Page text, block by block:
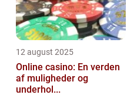
12 august 2025
Online casino: En verden
af muligheder og
underhol...